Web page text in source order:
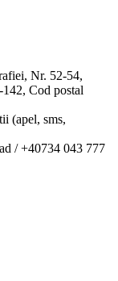
Nr. 52-54,
Cod postal
(apel, sms,
/ +40734 043 777